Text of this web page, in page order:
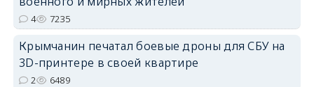
4 7235
Крымчанин печатал боевые дроны для СБУ на
3D-принтере в своей квартире
2 6489